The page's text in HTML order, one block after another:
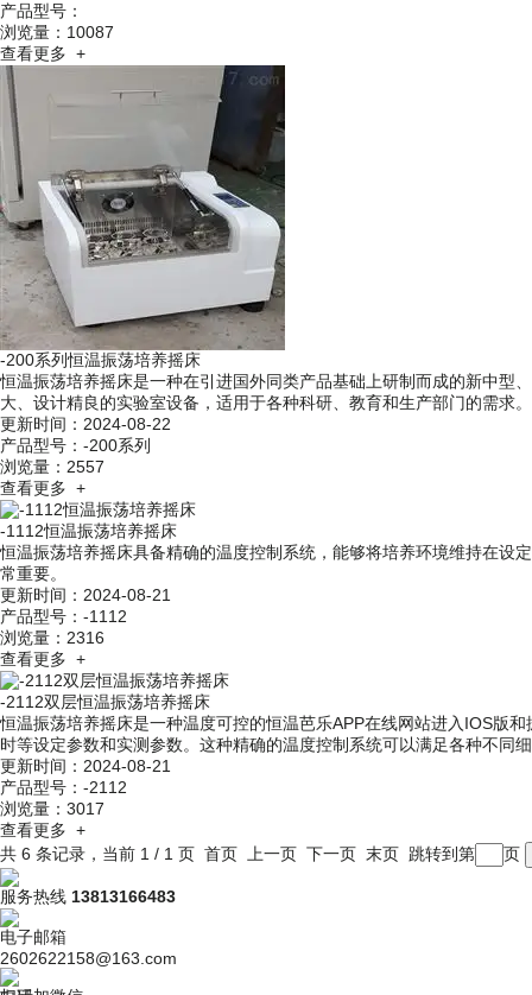
产品型号：
浏览量：10087
查看更多 +
-200系列恒温振荡培养摇床
恒温振荡培养摇床是一种在引进国外同类产品基础上研制而成的新中型、
大、设计精良的实验室设备，适用于各种科研、教育和生产部门的需求。
更新时间：2024-08-22
产品型号：-200系列
浏览量：2557
查看更多 +
-1112恒温振荡培养摇床
恒温振荡培养摇床具备精确的温度控制系统，能够将培养环境维持在设定
常重要。
更新时间：2024-08-21
产品型号：-1112
浏览量：2316
查看更多 +
-2112双层恒温振荡培养摇床
恒温振荡培养摇床是一种温度可控的恒温芭乐APP在线网站进入IOS版和振荡器相
时等设定参数和实测参数。这种精确的温度控制系统可以满足各种不同
更新时间：2024-08-21
产品型号：-2112
浏览量：3017
查看更多 +
共 6 条记录，当前 1 / 1 页 首页 上一页 下一页 末页 跳转到第
页
服务热线 13813166483
电子邮箱
2602622158@163.com